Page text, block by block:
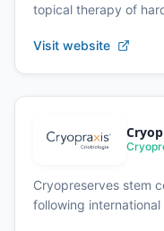
topical therapy of
Visit website
Cryopreserves stem
following